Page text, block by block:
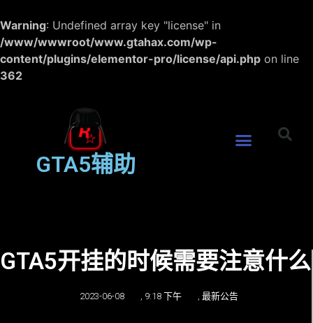
Warning: Undefined array key "license" in
/www/wwwroot/www.gtahax.com/wp-
content/plugins/elementor-pro/license/api.php on line
362
GTA5辅助
GTA5开挂的时候需要注意什么
2023-06-08 9:18 下午 最新公告